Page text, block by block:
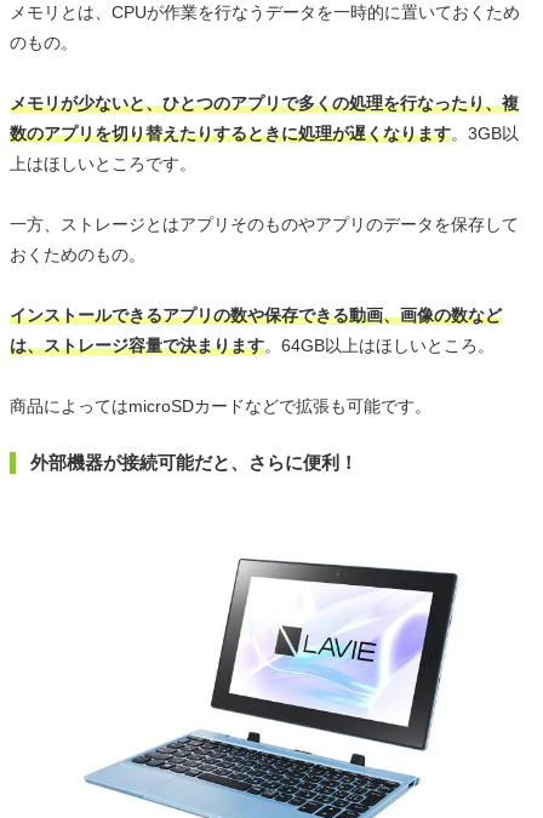
メモリとは、CPUが作業を行なうデータを一時的に置いておくため
のもの。
メモリが少ないと、ひとつのアプリで多くの処理を行なったり、複
数のアプリを切り替えたりするときに処理が遅くなります。3GB以
上はほしいところです。
一方、ストレージとはアプリそのものやアプリのデータを保存して
おくためのもの。
インストールできるアプリの数や保存できる動画、画像の数など
は、ストレージ容量で決まります。64GB以上はほしいところ。
商品によってはmicroSDカードなどで拡張も可能です。
外部機器が接続可能だと、さらに便利！